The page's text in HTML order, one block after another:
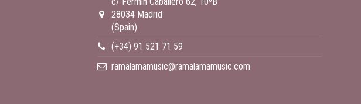
28034 Madrid
(Spain)
(+34) 91 521 71 59
ramalamamusic@ramalamamusic.com